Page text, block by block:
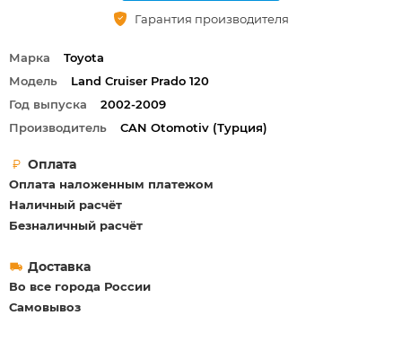
Марка
Toyota
Модель
Land Cruiser Prado 120
Год выпуска
2002-2009
Производитель
СAN Otomotiv (Турция)
Оплата
Оплата наложенным платежом
Наличный расчёт
Безналичный расчёт
Доставка
Во все города России
Самовывоз
Гарантия производителя